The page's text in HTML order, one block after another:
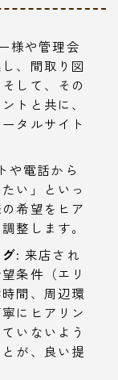
様や管理会
、間取り図
して、その
トと共に、
タルサイト
や電話から
い」といっ
希望をヒア
整します。
: 来店され
条件（エリ
間、周辺環
にヒアリン
いないよう
が、良い提